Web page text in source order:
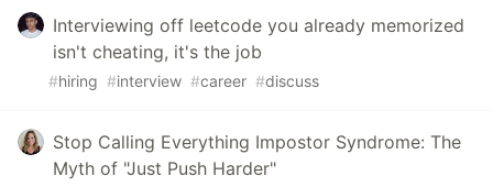
Interviewing off leetcode you already memorized
isn't cheating, it's the job
#hiring #interview #career #discuss
Stop Calling Everything Impostor Syndrome: The
Myth of "Just Push Harder"